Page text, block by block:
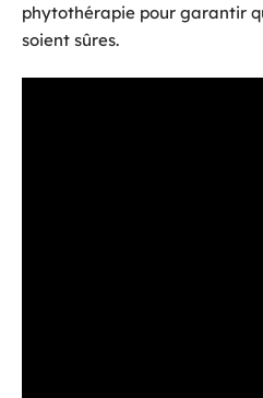
phytothérapie pour garantir
soient sûres.